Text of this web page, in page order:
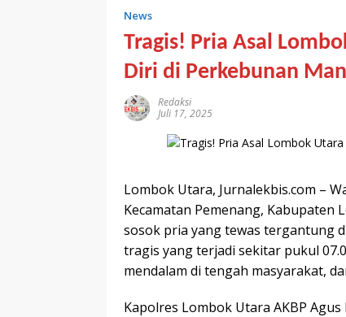
News
Tragis! Pria Asal
Diri di Perkebunan
Redaksi
Juli 17, 2025
Lombok Utara, Jurnalekbis.com –
Kecamatan Pemenang,
sosok pria yang tewas tergantung
tragis yang terjadi sekitar pukul
mendalam di tengah masyarakat,
Kapolres Lombok Utara AKBP Agus